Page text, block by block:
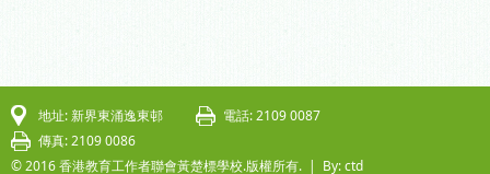
地址: 新界東涌逸東邨
電話: 2109 0087
傳真: 2109 0086
© 2016 香港教育工作者聯會黃楚標學校.版權所有. | By: ctd